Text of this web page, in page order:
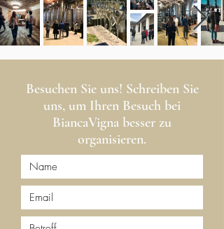
Besuchen Sie uns! Schreiben Sie
uns, um Ihren Besuch bei
BiancaVigna besser zu
organisieren.